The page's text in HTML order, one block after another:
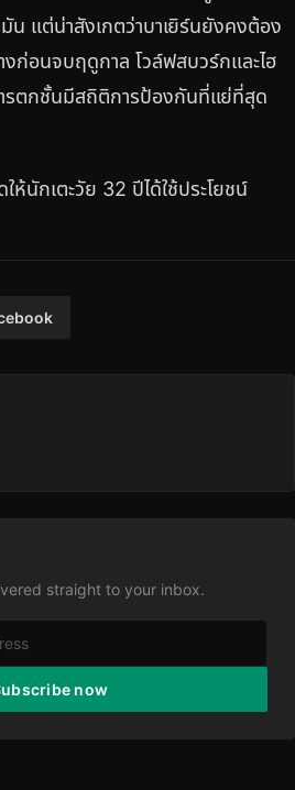
น แต่น่าสังเกตว่าบาเยิร์นยังคงต้อง
งก่อนจบฤดูกาล โวล์ฟสบวร์กและไฮ
รตกชั้นมีสถิติการป้องกันที่แย่ที่สุด
ห้นักเตะวัย 32 ปีได้ใช้ประโยชน์
straight to your inbox.
now